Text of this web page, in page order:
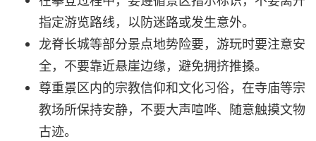
指定游览路线，以防迷路或发生意外。
龙脊长城等部分景点地势险要，游玩时要注意安
全，不要靠近悬崖边缘，避免拥挤推搡。
尊重景区内的宗教信仰和文化习俗，在寺庙等宗
教场所保持安静，不要大声喧哗、随意触摸文物
古迹。